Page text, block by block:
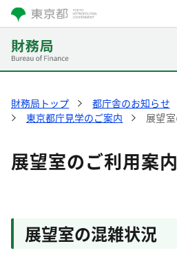
財務局トップ
都庁舎のお知らせ
東京都庁見学のご案内
展望
展望室のご利用案内
展望室の混雑状況